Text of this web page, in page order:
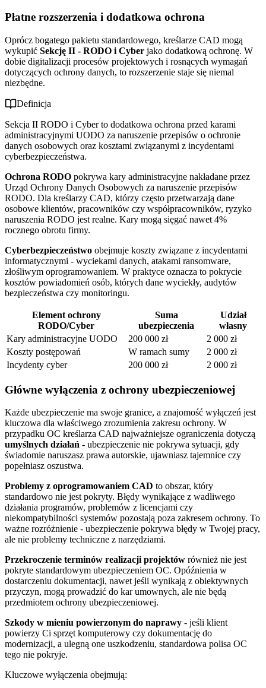
Płatne rozszerzenia i dodatkowa ochrona
Oprócz bogatego pakietu standardowego, kreślarze CAD mogą
wykupić Sekcję II - RODO i Cyber jako dodatkową ochronę. W
dobie digitalizacji procesów projektowych i rosnących wymagań
dotyczących ochrony danych, to rozszerzenie staje się niemal
niezbędne.
Definicja
Sekcja II RODO i Cyber to dodatkowa ochrona przed karami
administracyjnymi UODO za naruszenie przepisów o ochronie
danych osobowych oraz kosztami związanymi z incydentami
cyberbezpieczeństwa.
Ochrona RODO pokrywa kary administracyjne nakładane przez
Urząd Ochrony Danych Osobowych za naruszenie przepisów
RODO. Dla kreślarzy CAD, którzy często przetwarzają dane
osobowe klientów, pracowników czy współpracowników, ryzyko
naruszenia RODO jest realne. Kary mogą sięgać nawet 4%
rocznego obrotu firmy.
Cyberbezpieczeństwo obejmuje koszty związane z incydentami
informatycznymi - wyciekami danych, atakami ransomware,
złośliwym oprogramowaniem. W praktyce oznacza to pokrycie
kosztów powiadomień osób, których dane wyciekły, audytów
bezpieczeństwa czy monitoringu.
Element ochrony
RODO/Cyber
Suma
ubezpieczenia
Udział
własny
Kary administracyjne UODO
200 000 zł
2 000 zł
Koszty postępowań
W ramach sumy
2 000 zł
Incydenty cyber
200 000 zł 2 000 zł
Główne wyłączenia z ochrony ubezpieczeniowej
Każde ubezpieczenie ma swoje granice, a znajomość wyłączeń jest
kluczowa dla właściwego zrozumienia zakresu ochrony. W
przypadku OC kreślarza CAD najważniejsze ograniczenia dotyczą
umyślnych działań - ubezpieczenie nie pokrywa sytuacji, gdy
świadomie naruszasz prawa autorskie, ujawniasz tajemnice czy
popełniasz oszustwa.
Problemy z oprogramowaniem CAD to obszar, który
standardowo nie jest pokryty. Błędy wynikające z wadliwego
działania programów, problemów z licencjami czy
niekompatybilności systemów pozostają poza zakresem ochrony. To
ważne rozróżnienie - ubezpieczenie pokrywa błędy w Twojej pracy,
ale nie problemy techniczne z narzędziami.
Przekroczenie terminów realizacji projektów również nie jest
pokryte standardowym ubezpieczeniem OC. Opóźnienia w
dostarczeniu dokumentacji, nawet jeśli wynikają z obiektywnych
przyczyn, mogą prowadzić do kar umownych, ale nie będą
przedmiotem ochrony ubezpieczeniowej.
Szkody w mieniu powierzonym do naprawy - jeśli klient
powierzy Ci sprzęt komputerowy czy dokumentację do
modernizacji, a ulegną one uszkodzeniu, standardowa polisa OC
tego nie pokryje.
Kluczowe wyłączenia obejmują: